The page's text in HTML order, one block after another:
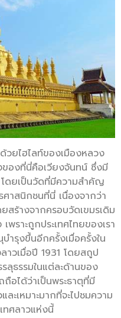
ด้วยไฮไลท์ของเมืองหลวง
ของที่นี่คือเวียงจันทน์ ซึ่งมี
ดยเป็นวัดที่มีความสำคัญ
ศาสนิกชนที่นี่ เนื่องจากว่า
สร้างจากครอบวัดเขมรเดิม
ราะถูกประเทศไทยของเรา
ำรุงขึ้นอีกครั้งเมื่อครั้งใน
าวเมื่อปี 1931 โดยสถูป
ลุธรรมในแต่ละด้านของ
อได้ว่าเป็นพระธาตุที่มี
ะเหมาะมากที่จะไปชมความ
ทศลาวแห่งนี้